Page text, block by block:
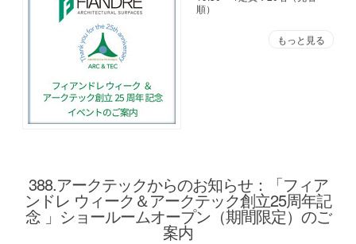
順）
もっと見る
388.アークテックからのお知らせ：「フィア
ンドレ ウィーク＆アークテック創立25周年記
念 」ショールームオープン（期間限定）のご
案内